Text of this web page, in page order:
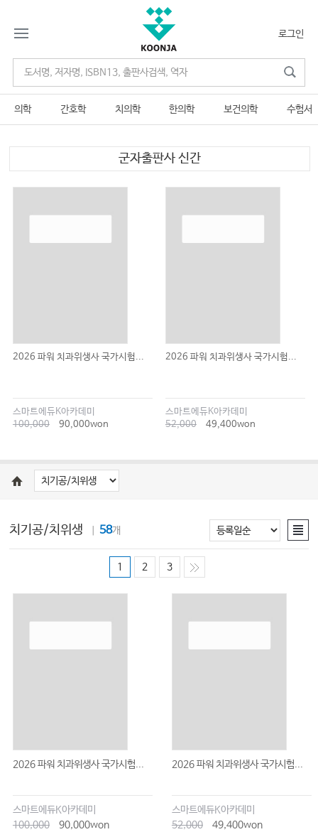
로그인
의학 간호학 치의학 한의학 보건의학 수험서
군자출판사 신간
2026 파워 치과위생사 국가시험...
스마트에듀K아카데미
100,000
90,000won
2026 파워 치과위생사 국가시험...
스마트에듀K아카데미
52,000
49,400won
치기공/치위생 ｜58개
1 2 3
2026 파워 치과위생사 국가시험...
스마트에듀K아카데미
100,000
90,000won
2026 파워 치과위생사 국가시험...
스마트에듀K아카데미
52,000
49,400won